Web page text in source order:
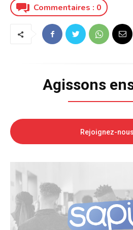
1927 Commentaires : 0
Agissons
Rejoignez-nous